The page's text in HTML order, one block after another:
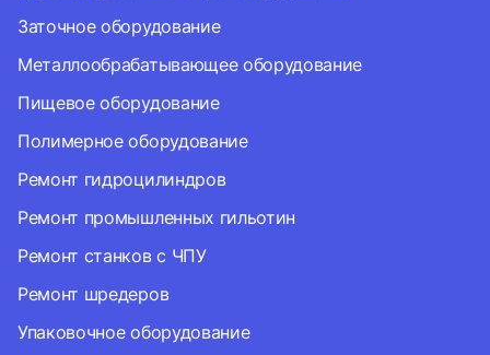
Заточное оборудование
Металлообрабатывающее оборудование
Пищевое оборудование
Полимерное оборудование
Ремонт гидроцилиндров
Ремонт промышленных гильотин
Ремонт станков с ЧПУ
Ремонт шредеров
Упаковочное оборудование